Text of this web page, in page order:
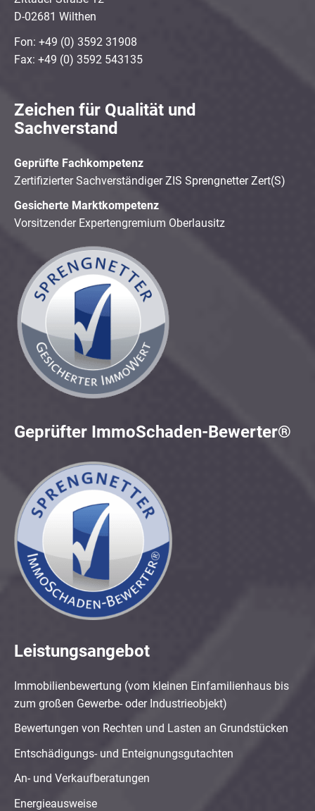
D-02681 Wilthen
Fon: +49 (0) 3592 31908
Fax: +49 (0) 3592 543135
Zeichen für Qualität und
Sachverstand
Geprüfte Fachkompetenz
Zertifizierter Sachverständiger ZIS Sprengnetter Zert(S)
Gesicherte Marktkompetenz
Vorsitzender Expertengremium Oberlausitz
Geprüfter ImmoSchaden-Bewerter®
Leistungsangebot
Immobilienbewertung (vom kleinen Einfamilienhaus bis
zum großen Gewerbe- oder Industrieobjekt)
Bewertungen von Rechten und Lasten an Grundstücken
Entschädigungs- und Enteignungsgutachten
An- und Verkaufberatungen
Energieausweise